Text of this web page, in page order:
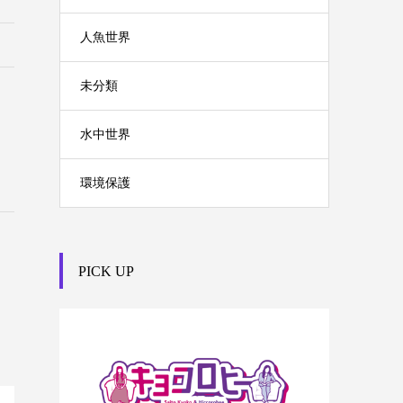
人魚世界
未分類
水中世界
環境保護
PICK UP